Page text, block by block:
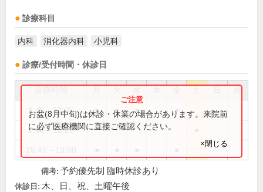
診療科目
内科 消化器内科 小児科
診療/受付時間・休診日
祝
8:40～12:00 ● ● ● ●
8:40～12:20
お盆(8月中旬)は休診・休業の場合があります。来院前
に必ず医療機関に直接ご確認ください。
×閉じる
備考: 予約優先制 臨時休診あり
休診日: 木、日、祝、土曜午後